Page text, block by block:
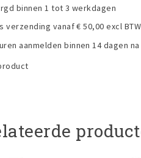
binnen 1 tot 3 werkdagen
verzending vanaf € 50,00 excl BTW
aanmelden binnen 14 dagen